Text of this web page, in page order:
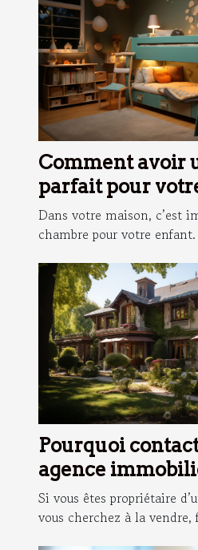
Comment avoir
parfait pour
Dans votre maison, c’est
chambre pour votre enfant.
Pourquoi
agence
Gaillarde pour
votre maison?
Si vous êtes propriétaire
vous cherchez à la vendre,